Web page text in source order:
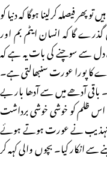
فیصلہ کرلینا ہوگا کہ دنیا کو
گا کہ انسان ایٹم بم اور
دل سے سوچنے کی بات یہ ہے کہ
کا پورا عورت سنبھالتی ہے۔
باقی آدھے میں سے آدھا بار بے
ظلم کو خوشی خوشی برداشت
تہذیب نے عورت ہوتے ہوئے
کیا۔ بچوں والی کہہ کر